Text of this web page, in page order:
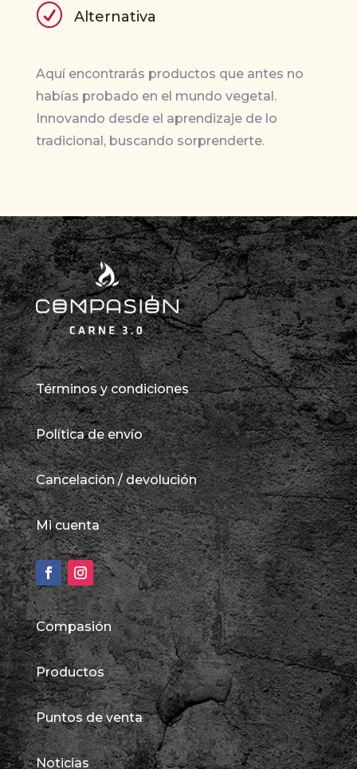
R Alternativa
Aquí encontrarás productos que antes no
habías probado en el mundo vegetal.
Innovando desde el aprendizaje de lo
tradicional, buscando sorprenderte.
Términos y condiciones
Política de envío
Cancelación / devolución
Mi cuenta
Compasión
Productos
Puntos de venta
Noticias